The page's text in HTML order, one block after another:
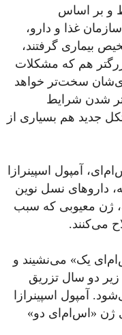
و بر اساس
غذا و دارو،
تشخیص بیماری گرفتند،
هم که مشکلات
سخت‌تر خواهد
شدن شرایط
جدید هم بسیاری از
آمپول اسپینرازا
داروهای نسل نوین
ژن معیوبی که سبب
می‌کنند.
یک» می‌نشیند و
زیر دو سال تزریق
آمپول اسپینرازا
ژن «اس‌ام‌ای دو»